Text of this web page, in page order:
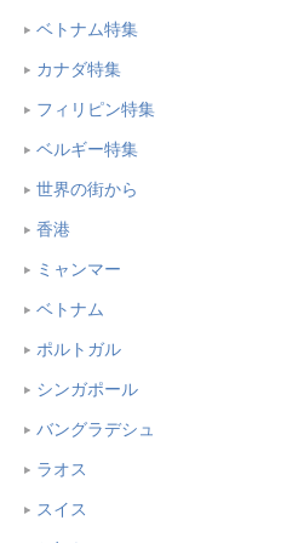
ベトナム特集
カナダ特集
フィリピン特集
ベルギー特集
世界の街から
香港
ミャンマー
ベトナム
ポルトガル
シンガポール
バングラデシュ
ラオス
スイス